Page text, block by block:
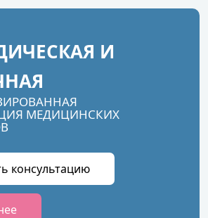
И
МЕДИЦИНСКИХ
консультацию